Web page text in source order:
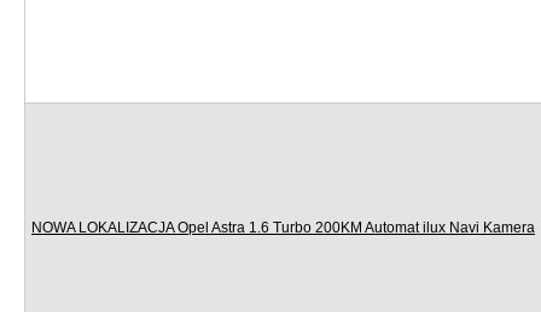
NOWA LOKALIZACJA Opel Astra 1.6 Turbo 200KM Automat ilux Navi Kamera